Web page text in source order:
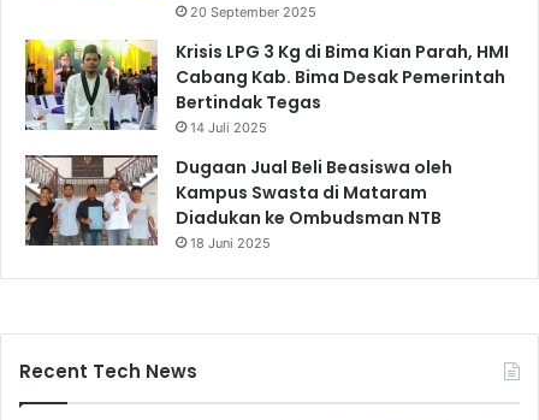
20 September 2025
Krisis LPG 3 Kg di Bima Kian Parah, HMI
Cabang Kab. Bima Desak Pemerintah
Bertindak Tegas
14 Juli 2025
Dugaan Jual Beli Beasiswa oleh
Kampus Swasta di Mataram
Diadukan ke Ombudsman NTB
18 Juni 2025
Recent Tech News